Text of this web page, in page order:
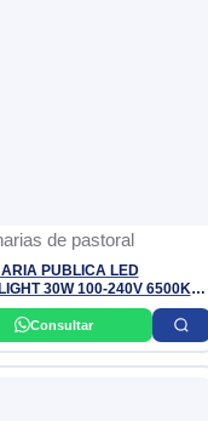
de pastoral
PUBLICA LED
30W 100-240V 6500K
OSRAM
Consultar